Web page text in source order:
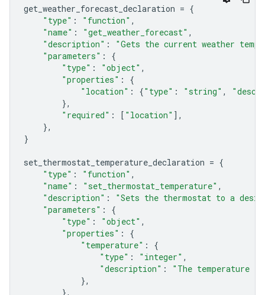
get_weather_forecast_declaration = {
"type" : "function" ,
"name" : "get_weather_forecast" ,
"description" :
"Gets the current weather
"parameters" :
{
"type" : "object" ,
"properties" :
{
"location" : {"type" : "string" ,
},
"required" : [ "location" ],
},
}
set_thermostat_temperature_declaration = {
"type" : "function" ,
"name" : "set_thermostat_temperature" ,
"description" :
"Sets the thermostat to a
"parameters" :
{
"type" : "object" ,
"properties" :
{
"temperature" :
{
"type" : "integer" ,
"description" :
"The temperature
},
},